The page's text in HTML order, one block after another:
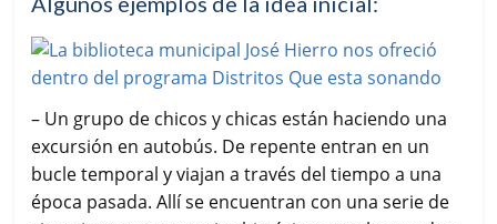
– Un grupo de chicos y chicas están haciendo una
excursión en autobús. De repente entran en un
bucle temporal y viajan a través del tiempo a una
época pasada. Allí se encuentran con una serie de